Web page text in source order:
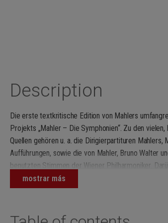
Description
Die erste textkritische Edition von Mahlers
Projekts „Mahler – Die Symphonien“. Zu den
Quellen gehören u. a. die Dirigierpartituren
Aufführungen, sowie die von Mahler, Bruno Walter
benutzten Stimmen der Wiener Philharmoniker.
Mahlers persönlichem Besitz konsultiert. Diese
wesentlich erweiterte Quellenbasis bietet die
bisher nicht erreichter Vollständigkeit enthält der
mostrar más